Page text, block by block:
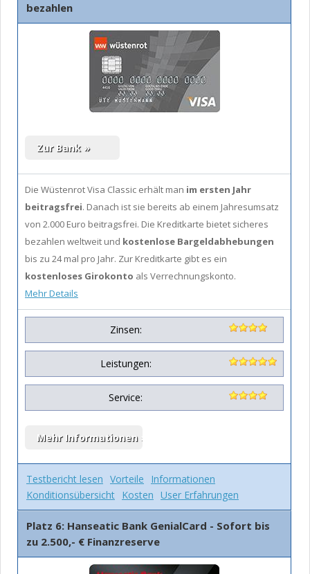
bezahlen
Die Wüstenrot Visa Classic erhält man im ersten Jahr
beitragsfrei. Danach ist sie bereits ab einem Jahresumsatz
von 2.000 Euro beitragsfrei. Die Kreditkarte bietet sicheres
bezahlen weltweit und kostenlose Bargeldabhebungen
bis zu 24 mal pro Jahr. Zur Kreditkarte gibt es ein
kostenloses Girokonto als Verrechnungskonto.
Mehr Details
Zinsen:
Leistungen:
Service:
Testbericht lesen Vorteile
Informationen
Konditionsübersicht Kosten User Erfahrungen
Platz 6: Hanseatic Bank GenialCard - Sofort bis
zu 2.500,- € Finanzreserve